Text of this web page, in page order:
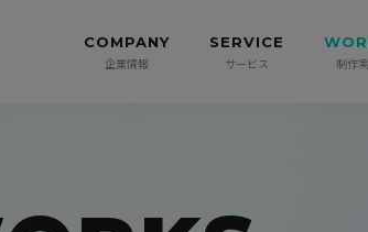
COMPANY
企業情報
SERVICE
サービス 制作